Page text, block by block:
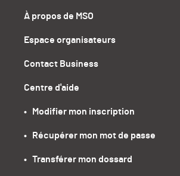
À propos de MSO
Espace organisateurs
Contact Business
Centre d'aide
•   Modifier mon inscription
•   Récupérer mon mot de passe
•   Transférer mon dossard